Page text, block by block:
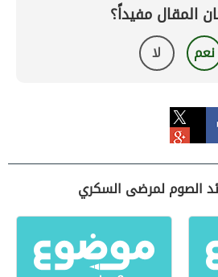
المقال مفيداً؟
نعم لا
الصوم لمرضى السكري